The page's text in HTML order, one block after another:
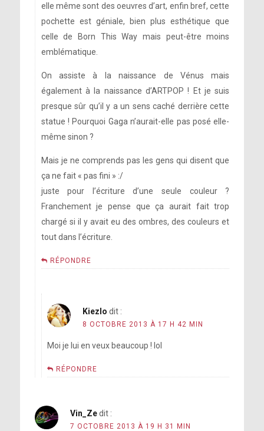
elle même sont des oeuvres d’art, enfin bref, cette
pochette est géniale, bien plus esthétique que
celle de Born This Way mais peut-être moins
emblématique.
On assiste à la naissance de Vénus mais
également à la naissance d’ARTPOP ! Et je suis
presque sûr qu’il y a un sens caché derrière cette
statue ! Pourquoi Gaga n’aurait-elle pas posé elle-
même sinon ?
Mais je ne comprends pas les gens qui disent que
ça ne fait « pas fini » :/
juste pour l’écriture d’une seule couleur ?
Franchement je pense que ça aurait fait trop
chargé si il y avait eu des ombres, des couleurs et
tout dans l’écriture.
RÉPONDRE
Kiezlo dit :
8 OCTOBRE 2013 À 17 H 42 MIN
Moi je lui en veux beaucoup ! lol
RÉPONDRE
Vin_Ze dit :
7 OCTOBRE 2013 À 19 H 31 MIN